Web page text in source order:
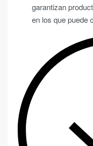
garantizan
en los que puede